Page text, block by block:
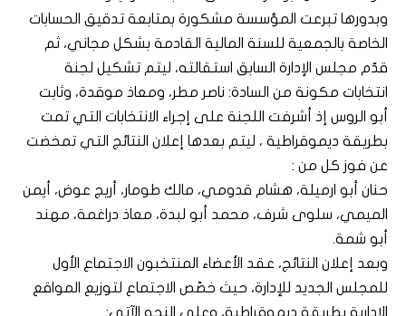
وبدورها تبرعت المؤسسة مشكورة بمتابعة تدقيق الحسابات
الخاصة بالجمعية للسنة المالية القادمة بشكل مجاني، ثم
قدّم مجلس الإدارة السابق استقالته، ليتم تشكيل لجنة
انتخابات مكونة من السادة: ناصر مطر، ومعاذ موقدة، وثابت
أبو الروس إذ أشرفت اللجنة على إجراء الانتخابات التي تمت
بطريقة ديموقراطية ، ليتم بعدها إعلان النتائج التي تمخضت
عن فوز كل من :
حنان أبو ارميلة، هشام قدومي، مالك طومار، أريج عوض، أيمن
الميمي، سلوى شرف، محمد أبو لبدة، معاذ دراغمة، مهند
أبو شمة.
وبعد إعلان النتائج، عقد الأعضاء المنتخبون الاجتماع الأول
للمجلس الجديد للإدارة، حيث خصّص الاجتماع لتوزيع المواقع
الإدارية بطريقة ديموقراطية، وعلى النحو الآتي: